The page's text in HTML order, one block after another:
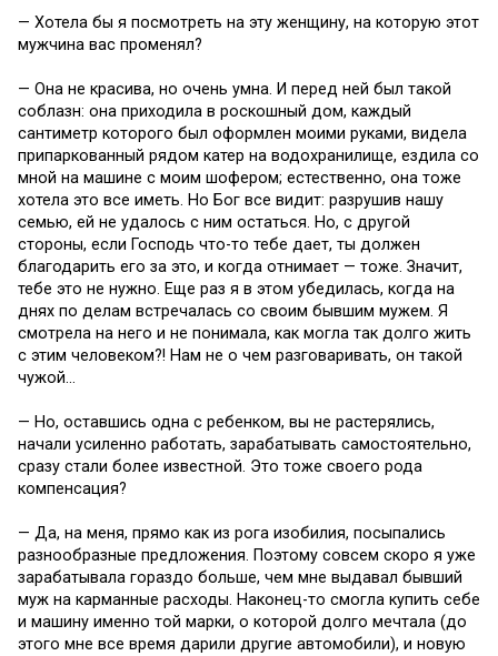
— Хотела бы я посмотреть на эту женщину, на которую этот
мужчина вас променял?
— Она не красива, но очень умна. И перед ней был такой
соблазн: она приходила в роскошный дом, каждый
сантиметр которого был оформлен моими руками, видела
припаркованный рядом катер на водохранилище, ездила со
мной на машине с моим шофером; естественно, она тоже
хотела это все иметь. Но Бог все видит: разрушив нашу
семью, ей не удалось с ним остаться. Но, с другой
стороны, если Господь что-то тебе дает, ты должен
благодарить его за это, и когда отнимает — тоже. Значит,
тебе это не нужно. Еще раз я в этом убедилась, когда на
днях по делам встречалась со своим бывшим мужем. Я
смотрела на него и не понимала, как могла так долго жить
с этим человеком?! Нам не о чем разговаривать, он такой
чужой…
— Но, оставшись одна с ребенком, вы не растерялись,
начали усиленно работать, зарабатывать самостоятельно,
сразу стали более известной. Это тоже своего рода
компенсация?
— Да, на меня, прямо как из рога изобилия, посыпались
разнообразные предложения. Поэтому совсем скоро я уже
зарабатывала гораздо больше, чем мне выдавал бывший
муж на карманные расходы. Наконец-то смогла купить себе
и машину именно той марки, о которой долго мечтала (до
этого мне все время дарили другие автомобили), и новую